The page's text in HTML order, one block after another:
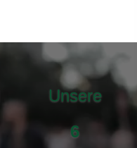
Unsere
6